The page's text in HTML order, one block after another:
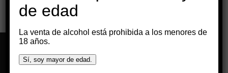
Señorio de Lanciego
de edad
La venta de alcohol está prohibida a los menores de
18 años.
Sí, soy mayor de edad.